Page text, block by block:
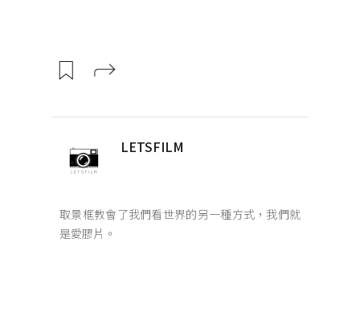
LETSFILM
取景框教會了我們看世界的另一種方式，我們就
是愛膠片。